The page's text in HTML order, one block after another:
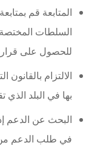
المتابعة قم
السلطات
للحصول على قرار
الالتزام بالقانون
بها في البلد
البحث عن الدعم
في طلب الدعم من